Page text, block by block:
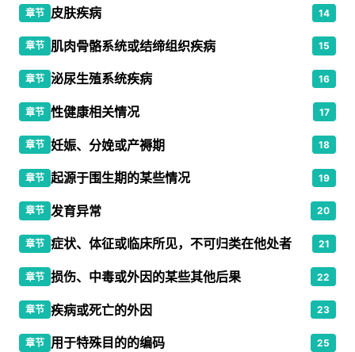
章节 皮肤疾病 14
章节 肌肉骨骼系统或结缔组织疾病 15
章节 泌尿生殖系统疾病 16
章节 性健康相关情况 17
章节 妊娠、分娩或产褥期 18
章节 起源于围生期的某些情况 19
章节 发育异常 20
章节 症状、体征或临床所见，不可归类在他处者 21
章节 损伤、中毒或外因的某些其他后果 22
章节 疾病或死亡的外因 23
章节 用于特殊目的的编码 25